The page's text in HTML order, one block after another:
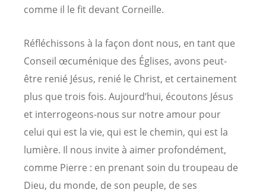
comme il le fit devant Corneille.
Réfléchissons à la façon dont nous, en tant que
Conseil œcuménique des Églises, avons peut-
être renié Jésus, renié le Christ, et certainement
plus que trois fois. Aujourd’hui, écoutons Jésus
et interrogeons-nous sur notre amour pour
celui qui est la vie, qui est le chemin, qui est la
lumière. Il nous invite à aimer profondément,
comme Pierre : en prenant soin du troupeau de
Dieu, du monde, de son peuple, de ses